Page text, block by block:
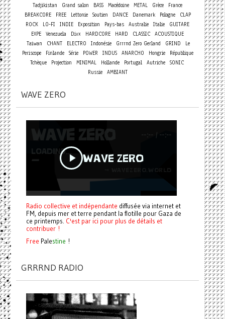
Tadjikistan
Grand salon BASS Macédoine METAL Grèce
France
BREAKCORE
FREE Lettonie Soutien DANCE Danemark Pologne
CLAP
ROCK
LO-FI INDIE Exposition Pays-bas Australie Italie
GUITARE
EXPE Venezuela Divx HARDCORE HARD CLASSIC ACOUSTIQUE
Taiwan
CHANT ELECTRO Indonésie Grrrnd Zero Gerland GRIND
Le
Periscope
Finlande Série POWER INDUS ANARCHO Hongrie
République
Tchèque
Projection MINIMAL Hollande Portugal Autriche SONIC
Russie
AMBIANT
WAVE ZERO
Radio collective et indépendante diffusée via internet et
FM, depuis mer et terre pendant la flotille pour Gaza de
ce printemps. C'est par ici pour plus de détails et
contribuer !
Free Palestine !
GRRRND RADIO